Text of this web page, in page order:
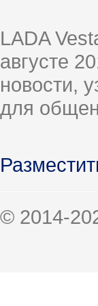
LADA
августе
новости,
для
© 2014-